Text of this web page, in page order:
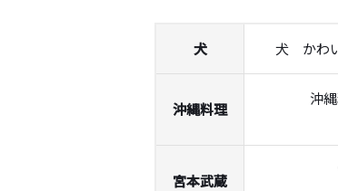
犬 犬 かわ
沖縄料理
沖
宮本武蔵